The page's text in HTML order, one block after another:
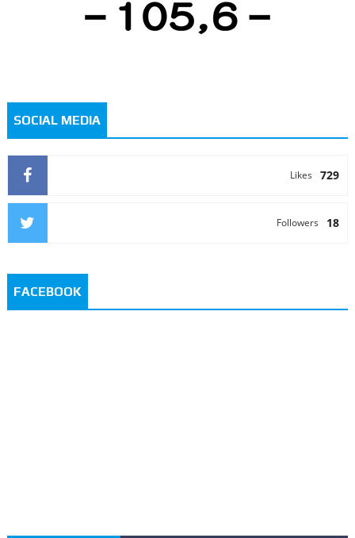
SOCIAL MEDIA
729
Likes
18
Followers
FACEBOOK